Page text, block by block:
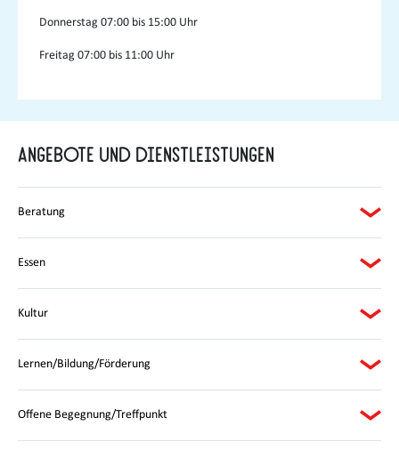
Donnerstag 07:00 bis 15:00 Uhr
Freitag 07:00 bis 11:00 Uhr
Angebote und Dienstleistungen
Beratung
Essen
Kultur
Lernen/Bildung/Förderung
Offene Begegnung/Treffpunkt